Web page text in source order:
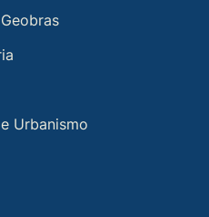
Urbanismo